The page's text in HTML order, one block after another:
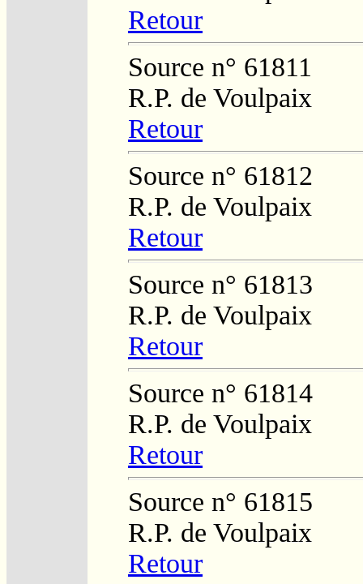
Retour
Source n° 61811
R.P. de Voulpaix
Retour
Source n° 61812
R.P. de Voulpaix
Retour
Source n° 61813
R.P. de Voulpaix
Retour
Source n° 61814
R.P. de Voulpaix
Retour
Source n° 61815
R.P. de Voulpaix
Retour